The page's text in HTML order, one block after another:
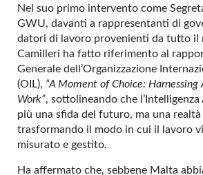
Nel suo primo intervento come
GWU, davanti a rappresentanti di
datori di lavoro provenienti da tutto il
Camilleri ha fatto riferimento al
Generale dell’Organizzazione
(OIL), “A Moment of Choice:
Work”, sottolineando che
più una sfida del futuro, ma una realtà
trasformando il modo in cui il lavoro
misurato e gestito.
Ha affermato che, sebbene Malta